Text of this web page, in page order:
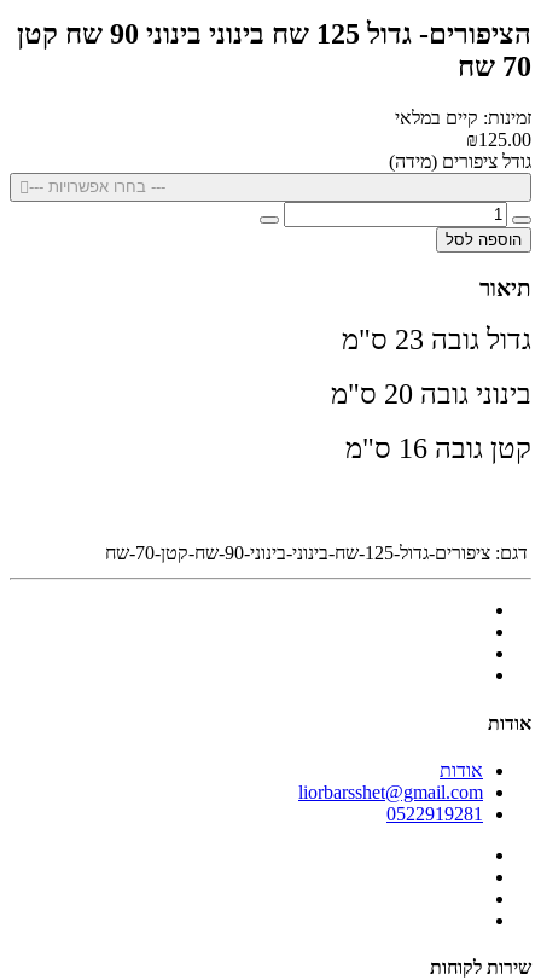
הציפורים- גדול 125 שח בינוני בינוני 90 שח קטן
70 שח
זמינות: קיים במלאי
₪125.00
גודל ציפורים (מידה)
--- בחרו אפשרויות ---
הוספה לסל
תיאור
גדול גובה 23 ס"מ
בינוני גובה 20 ס"מ
קטן גובה 16 ס"מ
דגם: ציפורים-גדול-125-שח-בינוני-בינוני-90-שח-קטן-70-שח
אודות
אודות
liorbarsshet@gmail.com
0522919281
שירות לקוחות